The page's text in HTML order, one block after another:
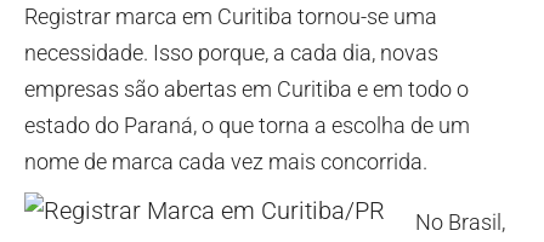
Registrar marca em Curitiba tornou-se uma
necessidade. Isso porque, a cada dia, novas
empresas são abertas em Curitiba e em todo o
estado do Paraná, o que torna a escolha de um
nome de marca cada vez mais concorrida.
No Brasil,